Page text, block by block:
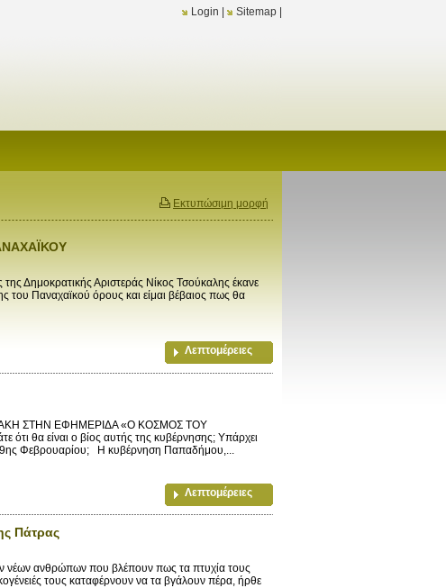
Login Sitemap
Εκτυπώσιμη μορφή
Δημοκρατικής Αριστεράς Νίκος Τσούκαλης έκανε
του Παναχαϊκού όρους και είμαι βέβαιος πως θα
Λεπτομέρειες
ΣΤΗΝ ΕΦΗΜΕΡΙΔΑ «Ο ΚΟΣΜΟΣ ΤΟΥ
είναι ο βίος αυτής της κυβέρνησης; Υπάρχει
Φεβρουαρίου; Η κυβέρνηση Παπαδήμου,...
Λεπτομέρειες
Πάτρας
νέων ανθρώπων που βλέπουν πως τα πτυχία τους
τους καταφέρνουν να τα βγάλουν πέρα, ήρθε